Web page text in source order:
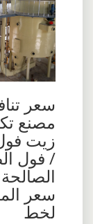
سعر
مصنع
زيت
/ فول
سعر
لخط